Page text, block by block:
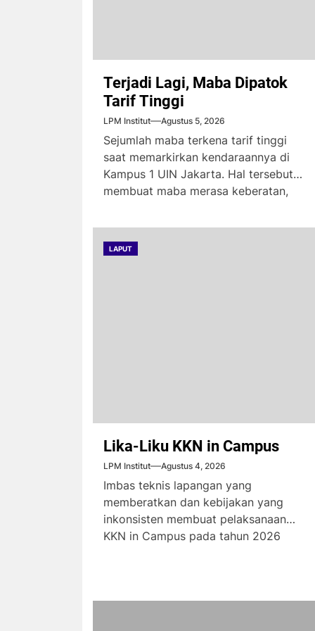
Terjadi Lagi, Maba Dipatok
Tarif Tinggi
LPM Institut Agustus 5, 2026
Sejumlah maba terkena tarif tinggi
saat memarkirkan kendaraannya di
Kampus 1 UIN Jakarta. Hal tersebut
membuat maba merasa keberatan,
LAPUT
Lika-Liku KKN in Campus
LPM Institut Agustus 4, 2026
Imbas teknis lapangan yang
memberatkan dan kebijakan yang
inkonsisten membuat pelaksanaan
KKN in Campus pada tahun 2026